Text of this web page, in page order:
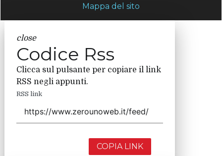
Mappa del sito
close
Codice Rss
Clicca sul pulsante per copiare il link
RSS negli appunti.
RSS link
COPIA LINK